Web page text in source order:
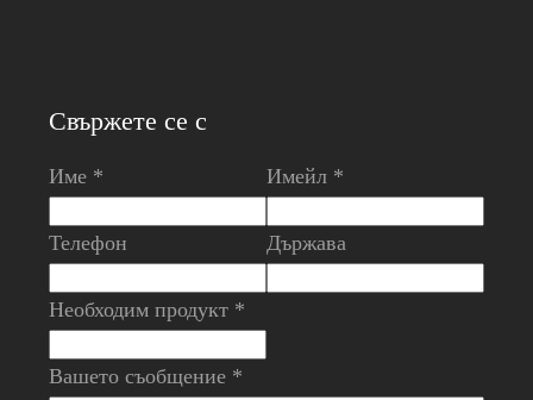
Свържете се с
Име * Имейл *
Телефон Държава
Необходим продукт *
Вашето съобщение *